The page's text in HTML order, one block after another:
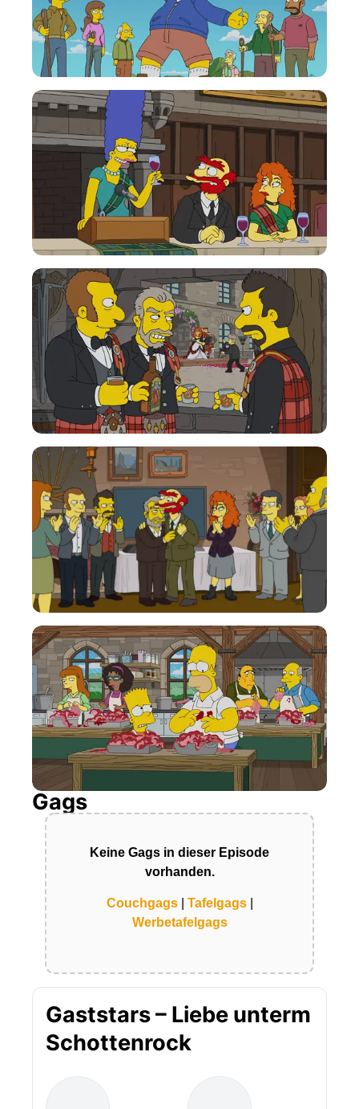
Gags
Keine Gags in dieser Episode
vorhanden.
Couchgags| Tafelgags|
Werbetafelgags
Gaststars – Liebe unterm
Schottenrock